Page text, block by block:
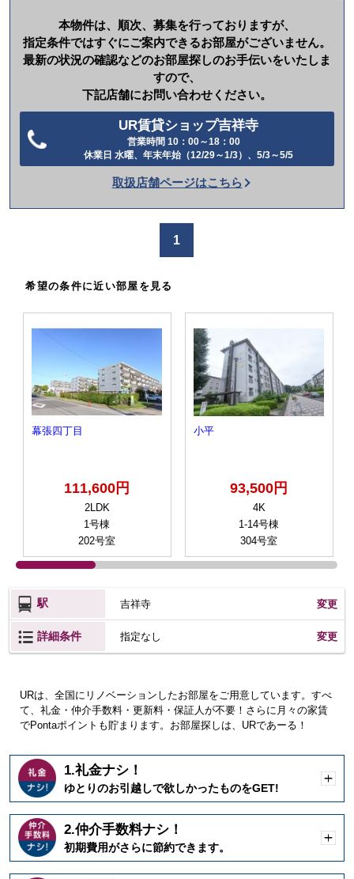
本物件は、順次、募集を行っておりますが、
指定条件ではすぐにご案内できるお部屋がございません。
最新の状況の確認などのお部屋探しのお手伝いをいたしま
すので、
下記店舗にお問い合わせください。
UR賃貸ショップ吉祥寺
営業時間 10：00～18：00
休業日 水曜、年末年始（12/29～1/3）、5/3～5/5
話
か
取扱店舗ページはこちら
1
希望の条件に近い部屋を見る
幕張四丁目
111,600円
2LDK
1号棟
202号室
小平
93,500円
4K
1-14号棟
304号室
駅 吉祥寺 変更
詳細条件 指定なし 変更
URは、全国にリノベーションしたお部屋をご用意しています。すべ
て、礼金・仲介手数料・更新料・保証人が不要！さらに月々の家賃
でPontaポイントも貯まります。お部屋探しは、URであーる！
1.礼金ナシ！
ゆとりのお引越しで欲しかったものをGET!
く
2.仲介手数料ナシ！
初期費用がさらに節約できます。
く